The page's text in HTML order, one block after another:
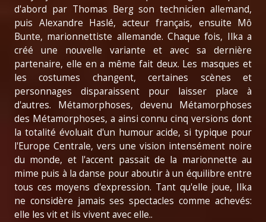
d'abord par Thomas Berg son technicien allemand,
puis Alexandre Haslé, acteur français, ensuite Mô
Bunte, marionnettiste allemande. Chaque fois, Ilka a
créé une nouvelle variante et avec sa dernière
partenaire, elle en a même fait deux. Les masques et
les costumes changent, certaines scènes et
personnages disparaissent pour laisser place à
d'autres. Métamorphoses, devenu Métamorphoses
des Métamorphoses, a ainsi connu cinq versions dont
la totalité évoluait d'un humour acide, si typique pour
l'Europe Centrale, vers une vision intensément noire
du monde, et l'accent passait de la marionnette au
mime puis à la danse pour aboutir à un équilibre entre
tous ces moyens d'expression. Tant qu'elle joue, Ilka
ne considère jamais ses spectacles comme achevés:
elle les vit et ils vivent avec elle..